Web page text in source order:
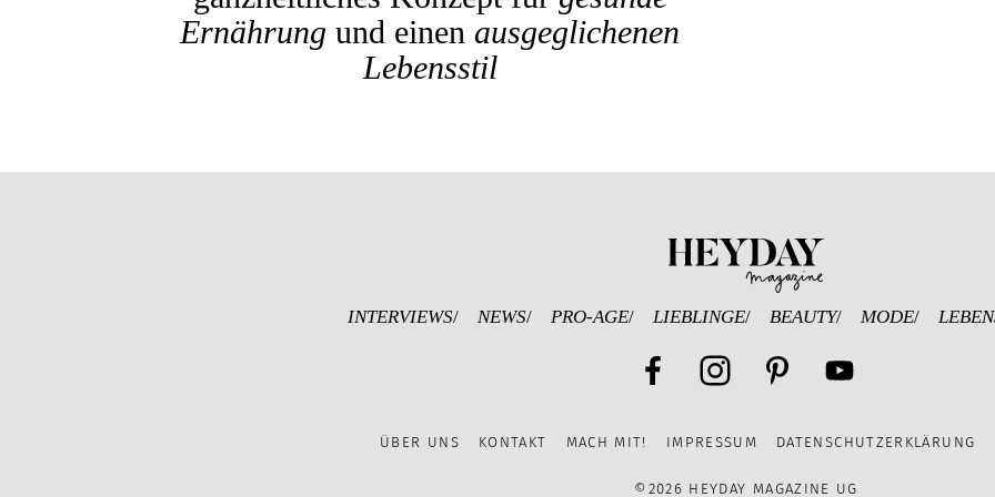
Ernährung und einen ausgeglichenen
Lebensstil
INTERVIEWS NEWS PRO-AGE LIEBLINGE BEAUTY MODE
Channel
ÜBER UNS KONTAKT MACH MIT! IMPRESSUM DATENSCHUTZERKLÄRUNG
©2026 HEYDAY MAGAZINE UG